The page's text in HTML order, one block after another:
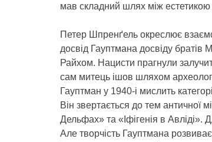
мав складний шлях між естетикою
Петер Шпренґель окреслює
досвід Гауптмана досвіду братів
Райхом. Нацисти прагнули
сам митець ішов шляхом
Гауптман у 1940-і мислить
Він звертається до тем античної
Дельфах» та «Іфігенія в Авліді».
Але творчість Гауптмана